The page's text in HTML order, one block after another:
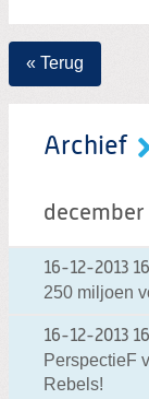
« Terug
Archief
december
16-12-2013
250 miljoen
16-12-2013
PerspectieF
Rebels!